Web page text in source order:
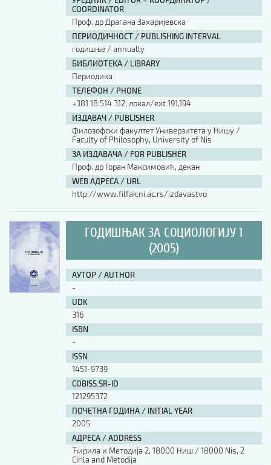
COORDINATOR
Проф. др Драгана Захаријевска
ПЕРИОДИЧНОСТ / PUBLISHING INTERVAL
годишње / annually
БИБЛИОТЕКА / LIBRARY
Периодика
ТЕЛЕФОН / PHONE
+381 18 514 312, локал/ext 191,194
ИЗДАВАЧ / PUBLISHER
Филозофски факултет Универзитета у Нишу /
Faculty of Philosophy, University of Nis
ЗА ИЗДАВАЧА / FOR PUBLISHER
Проф. др Горан Максимовић, декан
WEB АДРЕСА / URL
http://www.filfak.ni.ac.rs/izdavastvo
ГОДИШЊАК ЗА СОЦИОЛОГИЈУ 1
(2005)
АУТОР / AUTHOR
-
UDK
316
ISBN
-
ISSN
1451-9739
COBISS.SR-ID
121295372
ПОЧЕТНА ГОДИНА / INITIAL YEAR
2005
АДРЕСА / ADDRESS
Ћирила и Методија 2, 18000 Ниш / 18000 Nis, 2
Cirila and Metodija